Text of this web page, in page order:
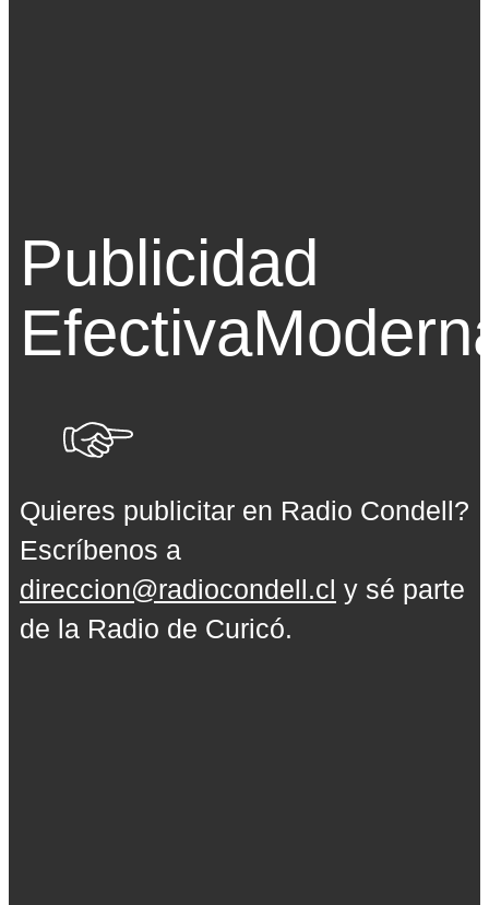
Publicidad
Efectiva
Quieres publicitar en Radio Condell?
Escríbenos a
direccion@radiocondell.cl y sé parte
de la Radio de Curicó.